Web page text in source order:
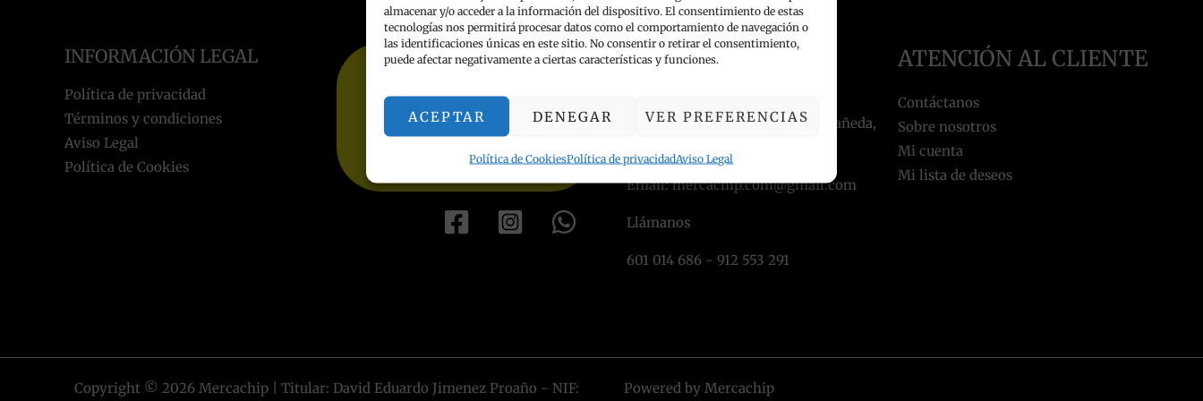
almacenar y/o acceder a la información del dispositivo. El consentimiento de estas
tecnologías nos permitirá procesar datos como el comportamiento de navegación o
las identificaciones únicas en este sitio. No consentir o retirar el consentimiento,
puede afectar negativamente a ciertas características y funciones.
ACEPTAR DENEGAR VER PREFERENCIAS
Política de CookiesPolítica de privacidadAviso Legal
INFORMACIÓN LEGAL
Política de privacidad
Términos y condiciones
Aviso Legal
Política de Cookies
INFORMACIÓN DE LA
Mercachip, Calle Huerta de Castañeda,
Email: mercachip.com@gmail.com
Llámanos
601 014 686 - 912 553 291
ATENCIÓN AL CLIENTE
Contáctanos
Sobre nosotros
Mi cuenta
Mi lista de deseos
Copyright © 2026 Mercachip | Titular: David Eduardo Jimenez Proaño - NIF: Powered by Mercachip